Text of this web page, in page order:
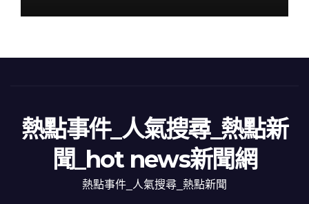
熱點事件_人氣搜尋_熱點新
聞_hot news新聞網
熱點事件_人氣搜尋_熱點新聞